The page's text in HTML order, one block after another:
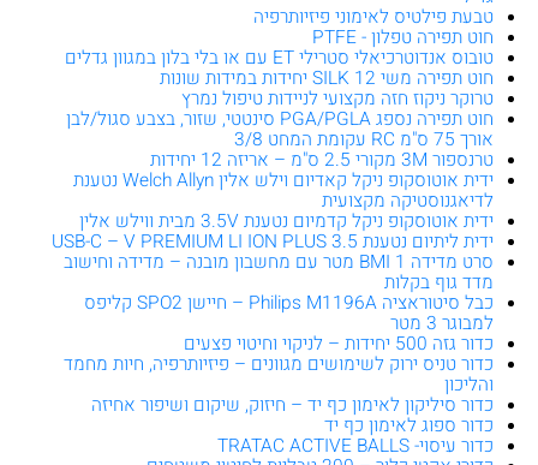
טבעת פילטיס לאימוני פיזיותרפיה
חוט תפירה טפלון - PTFE
טובוס אנדוטרכיאלי סטרילי ET עם או בלי בלון במגוון גדלים
חוט תפירה משי SILK 12 יחידות במידות שונות
טרוקר ניקוז חזה מקצועי לניידות טיפול נמרץ
חוט תפירה נספג PGA/PGLA סינטטי, שזור, בצבע סגול/לבן
אורך 75 ס"מ RC עקומת המחט 3/8
טרנספור 3M מקורי 2.5 ס"מ – אריזה 12 יחידות
ידית אוטוסקופ ניקל קאדיום וילש אלין Welch Allyn נטענת
לדיאגנוסטיקה מקצועית
ידית אוטוסקופ ניקל קדמיום נטענת 3.5V מבית ווילש אלין
ידית ליתיום נטענת USB-C – V PREMIUM LI ION PLUS 3.5
סרט מדידה BMI 1 מטר עם מחשבון מובנה – מדידה וחישוב
מדד גוף בקלות
כבל סיטוראציה Philips M1196A – חיישן SPO2 קליפס
למבוגר 3 מטר
כדור גזה 500 יחידות – לניקוי וחיטוי פצעים
כדור טניס ירוק לשימושים מגוונים – פיזיותרפיה, חיות מחמד
והליכון
כדור סיליקון לאימון כף יד – חיזוק, שיקום ושיפור אחיזה
כדור ספוג לאימון כף יד
כדור עיסוי- TRATAC ACTIVE BALLS